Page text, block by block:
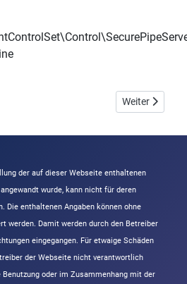
Registrierungspfade und -
Nächster
Weiter
der auf dieser Webseite enthaltenen
wurde, kann nicht für deren
Die enthaltenen Angaben können ohne
werden. Damit werden durch den Betreiber
eingegangen. Für etwaige Schäden
der Webseite nicht verantwortlich
oder im Zusammenhang mit der